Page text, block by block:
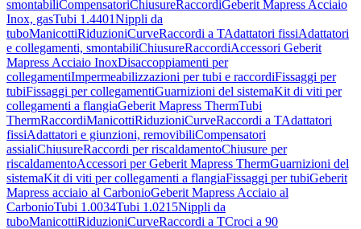
smontabiliCompensatoriChiusureRaccordiGeberit Mapress Acciaio
Inox, gasTubi 1.4401Nippli da
tuboManicottiRiduzioniCurveRaccordi a TAdattatori fissiAdattatori
e collegamenti, smontabiliChiusureRaccordiAccessori Geberit
Mapress Acciaio InoxDisaccoppiamenti per
collegamentiImpermeabilizzazioni per tubi e raccordiFissaggi per
tubiFissaggi per collegamentiGuarnizioni del sistemaKit di viti per
collegamenti a flangiaGeberit Mapress ThermTubi
ThermRaccordiManicottiRiduzioniCurveRaccordi a TAdattatori
fissiAdattatori e giunzioni, removibiliCompensatori
assialiChiusureRaccordi per riscaldamentoChiusure per
riscaldamentoAccessori per Geberit Mapress ThermGuarnizioni del
sistemaKit di viti per collegamenti a flangiaFissaggi per tubiGeberit
Mapress acciaio al CarbonioGeberit Mapress Acciaio al
CarbonioTubi 1.0034Tubi 1.0215Nippli da
tuboManicottiRiduzioniCurveRaccordi a TCroci a 90